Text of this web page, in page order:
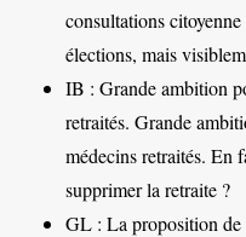
consultations
élections, mais
IB : Grande ambition
retraités. Grande
médecins retraités. En
supprimer la retraite ?
GL : La proposition